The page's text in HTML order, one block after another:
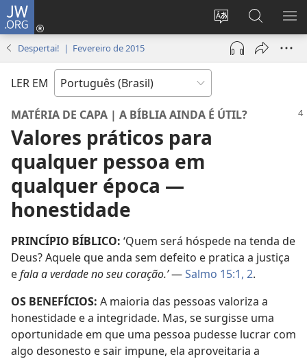
JW.ORG
Mudar
idioma
Log
(abre
janela)
Buscar
no
JW.ORG
Despertai! | Fevereiro de 2015
LER EM
MATÉRIA DE CAPA | A BÍBLIA AINDA É ÚTIL?
Valores práticos para
qualquer pessoa em
qualquer época —
honestidade
PRINCÍPIO BÍBLICO: ‘Quem será hóspede na tenda de
Deus? Aquele que anda sem defeito e pratica a justiça
efala a verdade no seu coração.’—Salmo 15:1, 2.
OS BENEFÍCIOS: A maioria das pessoas valoriza a
honestidade e a integridade. Mas, se surgisse uma
oportunidade em que uma pessoa pudesse lucrar com
algo desonesto e sair impune, ela aproveitaria a